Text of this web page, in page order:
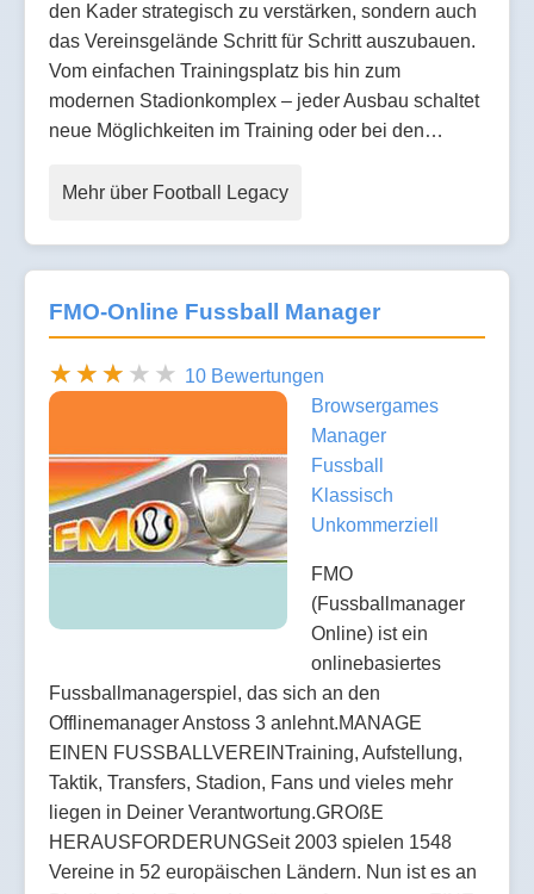
den Kader strategisch zu verstärken, sondern auch
das Vereinsgelände Schritt für Schritt auszubauen.
Vom einfachen Trainingsplatz bis hin zum
modernen Stadionkomplex – jeder Ausbau schaltet
neue Möglichkeiten im Training oder bei den…
Mehr über Football Legacy
FMO-Online Fussball Manager
10 Bewertungen
Browsergames
Manager
Fussball
Klassisch
Unkommerziell
FMO
(Fussballmanager
Online) ist ein
onlinebasiertes
Fussballmanagerspiel, das sich an den
Offlinemanager Anstoss 3 anlehnt.MANAGE
EINEN FUSSBALLVEREINTraining, Aufstellung,
Taktik, Transfers, Stadion, Fans und vieles mehr
liegen in Deiner Verantwortung.GROßE
HERAUSFORDERUNGSeit 2003 spielen 1548
Vereine in 52 europäischen Ländern. Nun ist es an